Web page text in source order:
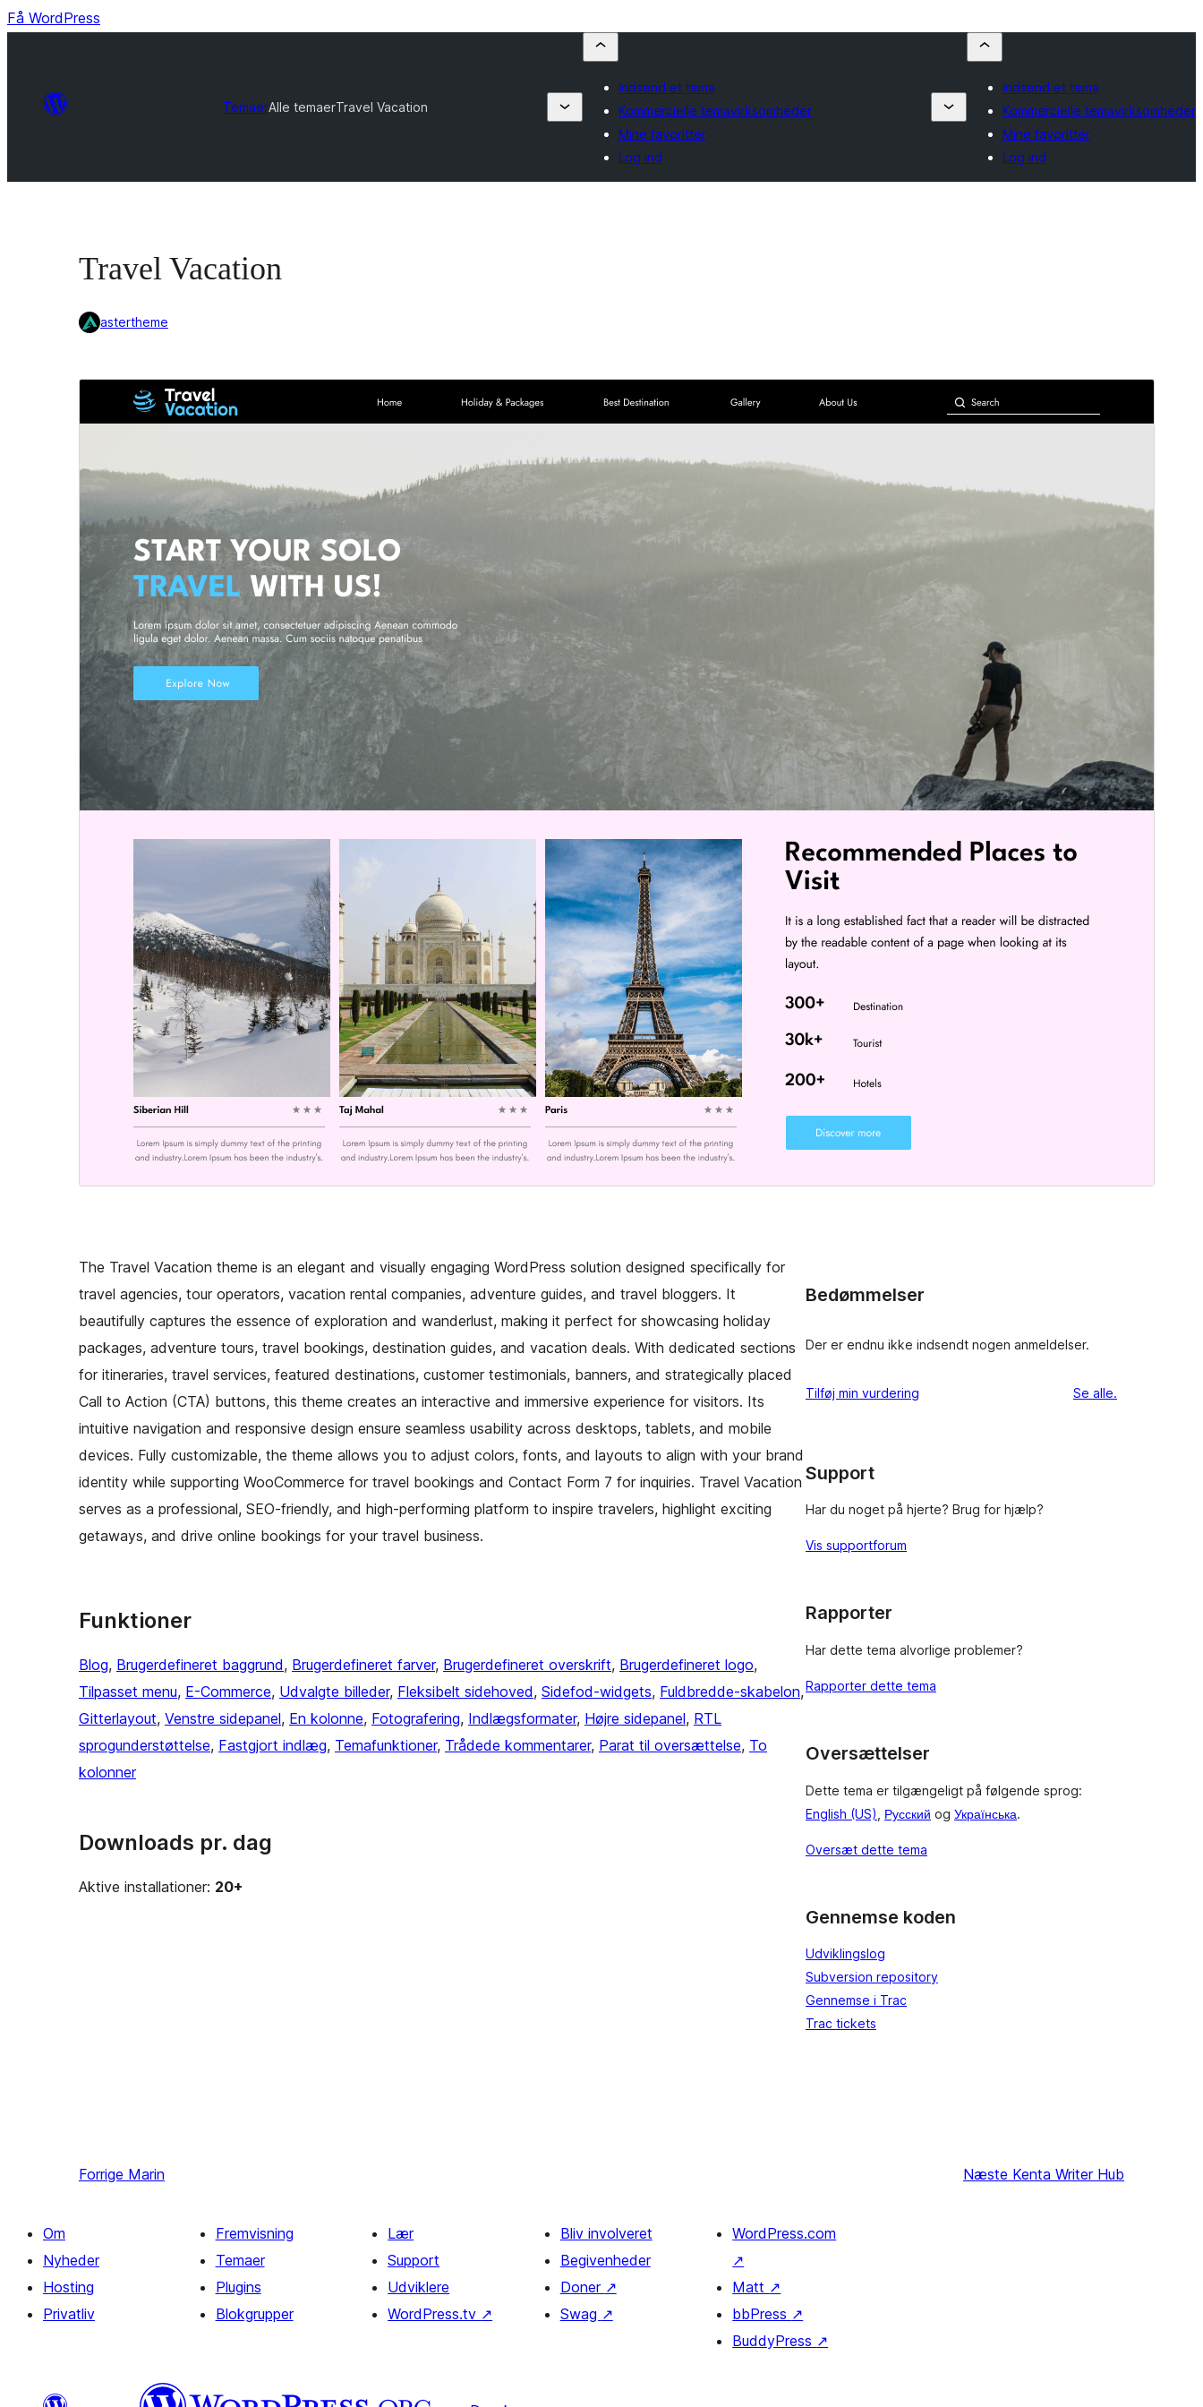
Få WordPress
TemaerAlle temaerTravel Vacation
Indsend et tema
Kommercielle temavirksomheder
Mine favoritter
Log ind
Indsend et tema
Kommercielle temavirksomheder
Mine favoritter
Log ind
Travel Vacation
astertheme
Version
4.8.2
Aktive installationer
The Travel Vacation theme is an elegant and visually engaging WordPress solution designed specifically for
travel agencies, tour operators, vacation rental companies, adventure guides, and travel bloggers. It
beautifully captures the essence of exploration and wanderlust, making it perfect for showcasing holiday
packages, adventure tours, travel bookings, destination guides, and vacation deals. With dedicated sections
for itineraries, travel services, featured destinations, customer testimonials, banners, and strategically placed
Call to Action (CTA) buttons, this theme creates an interactive and immersive experience for visitors. Its
intuitive navigation and responsive design ensure seamless usability across desktops, tablets, and mobile
devices. Fully customizable, the theme allows you to adjust colors, fonts, and layouts to align with your brand
identity while supporting WooCommerce for travel bookings and Contact Form 7 for inquiries. Travel Vacation
serves as a professional, SEO-friendly, and high-performing platform to inspire travelers, highlight exciting
getaways, and drive online bookings for your travel business.
Funktioner
Blog, Brugerdefineret baggrund, Brugerdefineret farver, Brugerdefineret overskrift, Brugerdefineret logo
Tilpasset menu, E-Commerce, Udvalgte billeder, Fleksibelt sidehoved, Sidefod-widgets, Fuldbredde-skabelon ,
Gitterlayout, Venstre sidepanel, En kolonne, Fotografering, Indlægsformater, Højre sidepanel, RTL
sprogunderstøttelse, Fastgjort indlæg, Temafunktioner, Trådede kommentarer, Parat til oversættelse, To
kolonner
Downloads pr. dag
Aktive installationer: 20+
Bedømmelser
Der er endnu ikke indsendt nogen anmeldelser.
Tilføj min vurdering Se alle.
Support
Har du noget på hjerte? Brug for hjælp?
Vis supportforum
Rapporter
Har dette tema alvorlige problemer?
Rapporter dette tema
Oversættelser
Dette tema er tilgængeligt på følgende sprog:
English (US)
Русский og Українська.
Oversæt dette tema
Gennemse koden
Udviklingslog
Subversion repository
Gennemse i Trac
Trac tickets
Forrige Marin Næste Kenta Writer Hub
Om
Nyheder
Hosting
Privatliv
Fremvisning
Temaer
Plugins
Blokgrupper
Lær
Support
Udviklere
WordPress.tv ↗
Bliv involveret
Begivenheder
Doner ↗
Swag ↗
WordPress.com
↗
Matt ↗
bbPress ↗
BuddyPress ↗